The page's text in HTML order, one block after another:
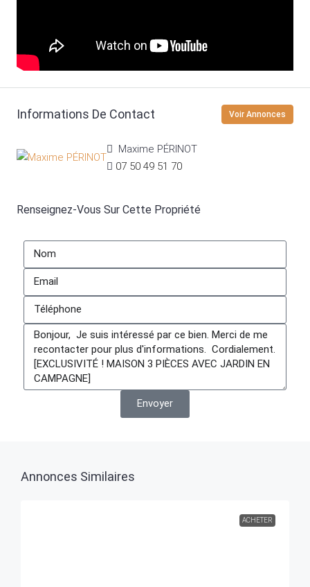
Informations De Contact Voir Annonces
Maxime PÉRINOT
07 50 49 51 70
Renseignez-Vous Sur Cette Propriété
Envoyer
Annonces Similaires
ACHETER